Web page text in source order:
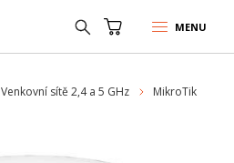
MENU
Venkovní sítě 2,4 a 5 GHz MikroTik